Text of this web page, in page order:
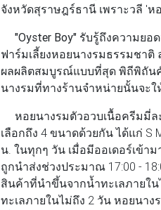
จังหวัดสุราษฎร์ธานี เพราะวลี '
"Oyster Boy" รับรู้ถึงความยอ
ฟาร์มเลี้ยงหอยนางรมธรรมชา
ผลผลิตสมบูรณ์แบบที่สุด พิถีพิถัน
นางรมที่ทางร้านจำหน่ายนั้นจะ
หอยนางรมตัวอวบเนื้อครีมมี่ล
เลือกถึง 4 ขนาดด้วยกัน ได้แก่ S
น. ในทุกๆ วัน เมื่อมีออเดอร์เข้า
ถูกนำส่งช่วงประมาณ 17:00 -
สินค้าที่นำขึ้นจากน้ำทะเลภายใ
ทะเลภายในไม่ถึง 2 วัน หอยนา